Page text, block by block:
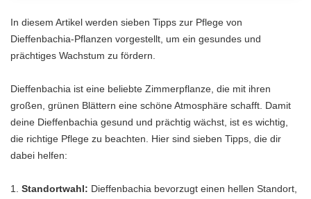
In diesem Artikel werden sieben Tipps zur Pflege von
Dieffenbachia-Pflanzen vorgestellt, um ein gesundes und
prächtiges Wachstum zu fördern.
Dieffenbachia ist eine beliebte Zimmerpflanze, die mit ihren
großen, grünen Blättern eine schöne Atmosphäre schafft. Damit
deine Dieffenbachia gesund und prächtig wächst, ist es wichtig,
die richtige Pflege zu beachten. Hier sind sieben Tipps, die dir
dabei helfen:
Standortwahl: Dieffenbachia bevorzugt einen hellen Standort,